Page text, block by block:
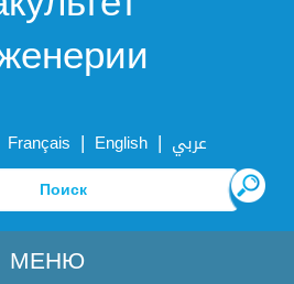
Français | English | عربي
МЕНЮ